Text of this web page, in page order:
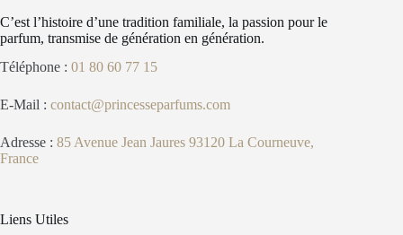
C’est l’histoire d’une tradition familiale, la passion pour le
parfum, transmise de génération en génération.
Téléphone : 01 80 60 77 15
E-Mail : contact@princesseparfums.com
Adresse : 85 Avenue Jean Jaures 93120 La Courneuve,
France
Liens Utiles